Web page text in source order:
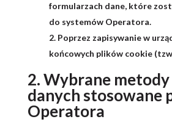
formularzach dane, które
do systemów Operatora.
Poprzez zapisywanie w
końcowych plików cookie
2. Wybrane
danych stosowane
Operatora